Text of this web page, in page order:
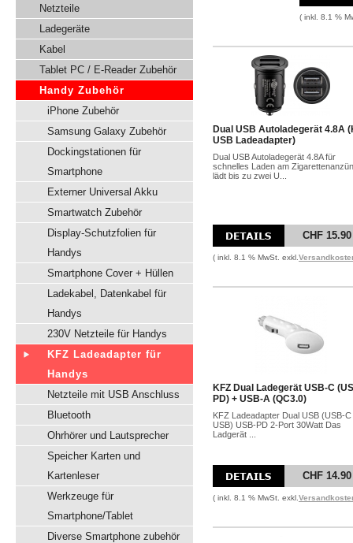
Netzteile
Ladegeräte
Kabel
Tablet PC / E-Reader Zubehör
Handy Zubehör
iPhone Zubehör
Samsung Galaxy Zubehör
Dockingstationen für
Smartphone
Externer Universal Akku
Smartwatch Zubehör
Display-Schutzfolien für
Handys
Smartphone Cover + Hüllen
Ladekabel, Datenkabel für
Handys
230V Netzteile für Handys
KFZ Ladeadapter für
Handys
Netzteile mit USB Anschluss
Bluetooth
Ohrhörer und Lautsprecher
Speicher Karten und
Kartenleser
Werkzeuge für
Smartphone/Tablet
Diverse Smartphone zubehör
( inkl. 8.1 %
Dual USB Autoladegerät 4.8A
USB Ladeadapter)
Dual USB Autoladegerät 4.8A für
schnelles Laden am
lädt bis zu zwei U...
CHF 15.90
( inkl. 8.1 % MwSt. exkl.
KFZ Dual Ladegerät USB-C
PD) + USB-A (QC3.0)
KFZ Ladeadapter Dual USB (USB-C
USB) USB-PD 2-Port 30Watt Das
Ladgerät ...
CHF 14.90
( inkl. 8.1 % MwSt. exkl.